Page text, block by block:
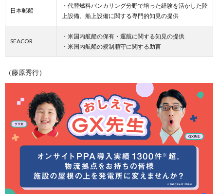
日本郵船
・代替燃料バンカリング分野で培った経験を活かした陸
上設備、船上設備に関する専門的知見の提供
SEACOR
・米国内航船の保有・運航に関する知見の提供
・米国内航船の規制順守に関する助言
（藤原秀行）